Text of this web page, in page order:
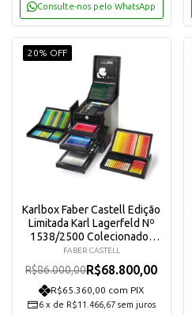
Consulte-nos pelo WhatsApp
20% OFF
Karlbox Faber Castell Edição
Limitada Karl Lagerfeld Nº
1538/2500 Colecionador
Luxo Raro
FABER CASTELL
R$86.000,00R$68.800,00
R$65.360,00 com PIX
6 x de R$11.466,67 sem juros